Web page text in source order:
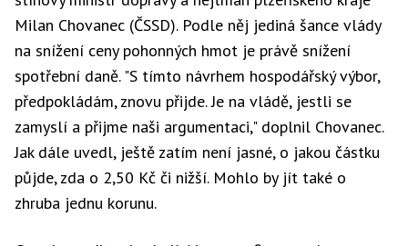
Milan Chovanec (ČSSD). Podle něj jediná šance vlády
na snížení ceny pohonných hmot je právě snížení
spotřební daně. "S tímto návrhem hospodářský výbor,
předpokládám, znovu přijde. Je na vládě, jestli se
zamyslí a přijme naši argumentaci," doplnil Chovanec.
Jak dále uvedl, ještě zatím není jasné, o jakou částku
půjde, zda o 2,50 Kč či nižší. Mohlo by jít také o
zhruba jednu korunu.